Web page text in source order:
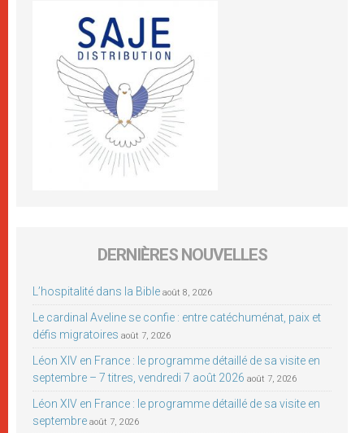
DERNIÈRES NOUVELLES
L’hospitalité dans la Bible août 8, 2026
Le cardinal Aveline se confie : entre catéchuménat, paix et
défis migratoires août 7, 2026
Léon XIV en France : le programme détaillé de sa visite en
septembre – 7 titres, vendredi 7 août 2026 août 7, 2026
Léon XIV en France : le programme détaillé de sa visite en
septembre août 7, 2026